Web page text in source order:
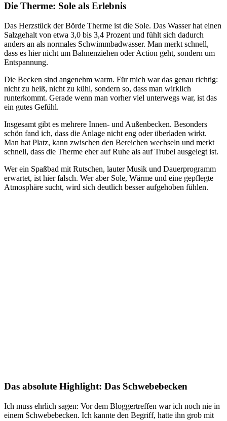
Die Therme: Sole als Erlebnis
Das Herzstück der Börde Therme ist die Sole. Das Wasser hat einen
Salzgehalt von etwa 3,0 bis 3,4 Prozent und fühlt sich dadurch
anders an als normales Schwimmbadwasser. Man merkt schnell,
dass es hier nicht um Bahnenziehen oder Action geht, sondern um
Entspannung.
Die Becken sind angenehm warm. Für mich war das genau richtig:
nicht zu heiß, nicht zu kühl, sondern so, dass man wirklich
runterkommt. Gerade wenn man vorher viel unterwegs war, ist das
ein gutes Gefühl.
Insgesamt gibt es mehrere Innen- und Außenbecken. Besonders
schön fand ich, dass die Anlage nicht eng oder überladen wirkt.
Man hat Platz, kann zwischen den Bereichen wechseln und merkt
schnell, dass die Therme eher auf Ruhe als auf Trubel ausgelegt ist.
Wer ein Spaßbad mit Rutschen, lauter Musik und Dauerprogramm
erwartet, ist hier falsch. Wer aber Sole, Wärme und eine gepflegte
Atmosphäre sucht, wird sich deutlich besser aufgehoben fühlen.
Das absolute Highlight: Das Schwebebecken
Ich muss ehrlich sagen: Vor dem Bloggertreffen war ich noch nie in
einem Schwebebecken. Ich kannte den Begriff, hatte ihn grob mit